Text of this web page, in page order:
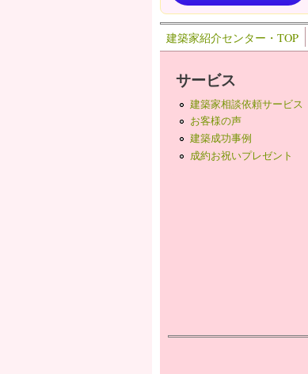
建築家紹介センター・TOP
サービス
建築家相談依頼サービス
お客様の声
建築成功事例
成約お祝いプレゼント